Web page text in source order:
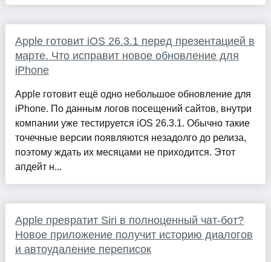
Apple готовит iOS 26.3.1 перед презентацией в
марте. Что исправит новое обновление для
iPhone
Apple готовит ещё одно небольшое обновление для
iPhone. По данным логов посещений сайтов, внутри
компании уже тестируется iOS 26.3.1. Обычно такие
точечные версии появляются незадолго до релиза,
поэтому ждать их месяцами не приходится. Этот
апдейт н...
Apple превратит Siri в полноценный чат-бот?
Новое приложение получит историю диалогов
и автоудаление переписок